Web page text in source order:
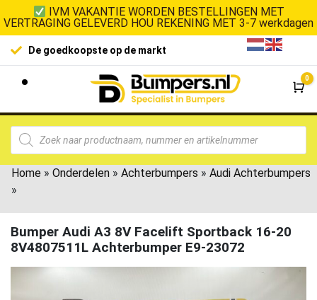
IVM VAKANTIE WORDEN BESTELLINGEN MET
VERTRAGING GELEVERD HOU REKENING MET 3-7 werkdagen
De goedkoopste op de markt
0
Home » Onderdelen » Achterbumpers » Audi Achterbumpers
»
Bumper Audi A3 8V Facelift Sportback 16-20
8V4807511L Achterbumper E9-23072